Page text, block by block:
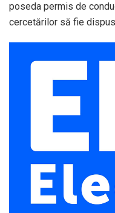
poseda permis de
cercetărilor să fie